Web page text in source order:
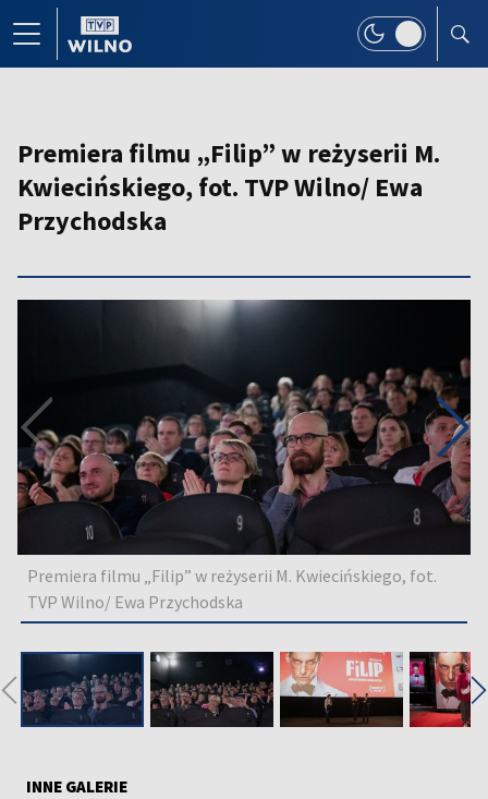
Premiera filmu „Filip” w reżyserii M.
Kwiecińskiego, fot. TVP Wilno/ Ewa
Przychodska
Premiera filmu „Filip” w reżyserii M. Kwiecińskiego, fot.
TVP Wilno/ Ewa Przychodska
◀ ▶
INNE GALERIE